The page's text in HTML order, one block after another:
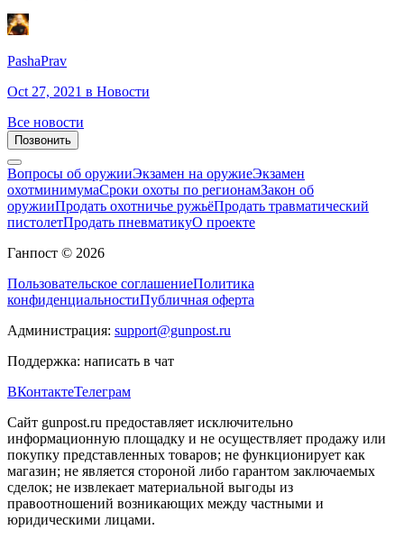
PashaPrav
Oct 27, 2021 в Новости
Все новости
Позвонить
Вопросы об оружииЭкзамен на оружиеЭкзамен
охотминимумаСроки охоты по регионамЗакон об
оружииПродать охотничье ружьёПродать травматический
пистолетПродать пневматикуО проекте
Ганпост © 2026
Пользовательское соглашениеПолитика
конфиденциальностиПубличная оферта
Администрация: support@gunpost.ru
Поддержка: написать в чат
ВКонтактеТелеграм
Сайт gunpost.ru предоставляет исключительно
информационную площадку и не осуществляет продажу или
покупку представленных товаров; не функционирует как
магазин; не является стороной либо гарантом заключаемых
сделок; не извлекает материальной выгоды из
правоотношений возникающих между частными и
юридическими лицами.